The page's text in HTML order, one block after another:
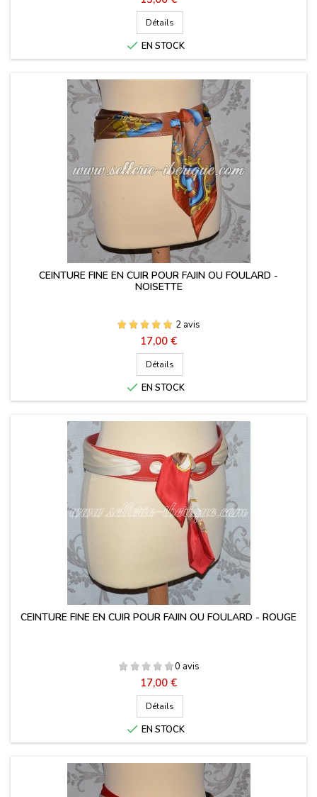
Détails
 EN STOCK
CEINTURE FINE EN CUIR POUR FAJIN OU FOULARD -
NOISETTE
2 avis
Prix
17,00 €
Détails
 EN STOCK
CEINTURE FINE EN CUIR POUR FAJIN OU FOULARD - ROUGE
0 avis
Prix
17,00 €
Détails
 EN STOCK